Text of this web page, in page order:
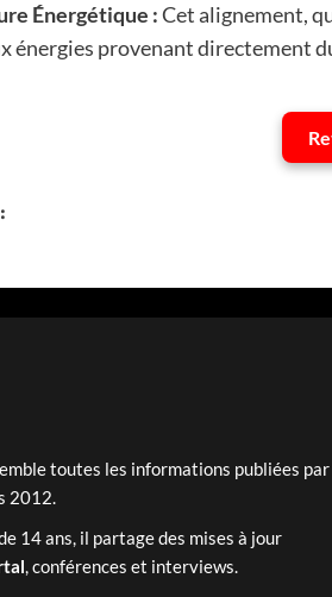
Énergétique :Cet alignement,
énergies provenant directement
toutes les informations publiées par
2012.
14 ans, il partage des mises à jour
, conférences et interviews.